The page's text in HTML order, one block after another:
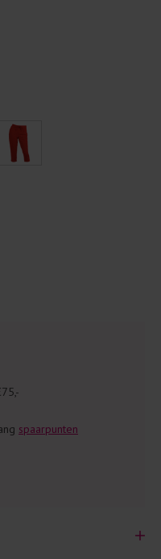
spaarpunten